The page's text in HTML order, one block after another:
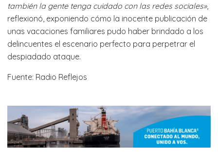
también la gente tenga cuidado con las redes sociales»,
reflexionó, exponiendo cómo la inocente publicación de
unas vacaciones familiares pudo haber brindado a los
delincuentes el escenario perfecto para perpetrar el
despiadado ataque.
Fuente: Radio Reflejos